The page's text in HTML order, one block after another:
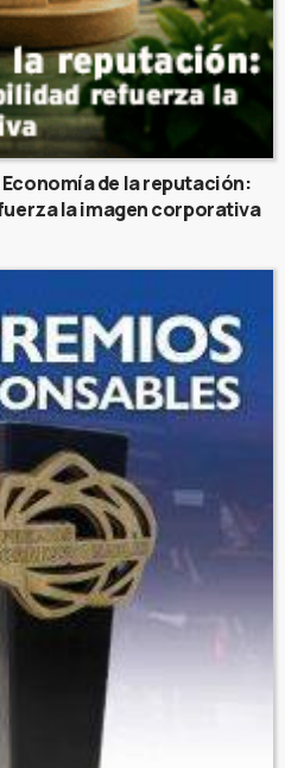
de la reputación:
la imagen corporativa